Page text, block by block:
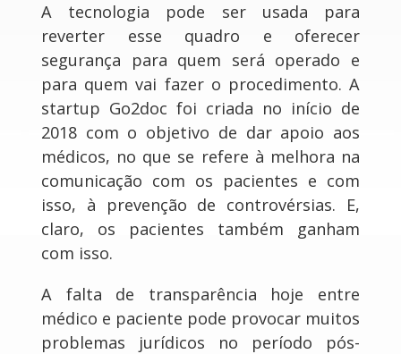
A tecnologia pode ser usada para
reverter esse quadro e oferecer
segurança para quem será operado e
para quem vai fazer o procedimento. A
startup Go2doc foi criada no início de
2018 com o objetivo de dar apoio aos
médicos, no que se refere à melhora na
comunicação com os pacientes e com
isso, à prevenção de controvérsias. E,
claro, os pacientes também ganham
com isso.
A falta de transparência hoje entre
médico e paciente pode provocar muitos
problemas jurídicos no período pós-